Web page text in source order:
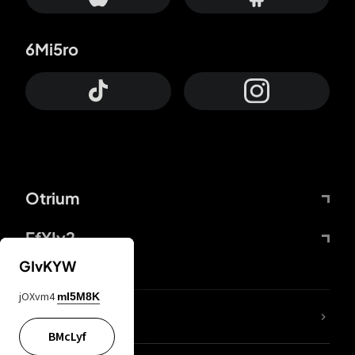
Otrium
FfYIy2
6Mi5ro
lYGfRP
GIvKYW
jOXvm4 mI5M8K
BMcLyf